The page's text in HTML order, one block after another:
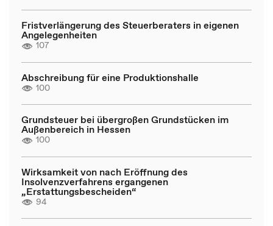
Fristverlängerung des Steuerberaters in eigenen
Angelegenheiten
107
Abschreibung für eine Produktionshalle
100
Grundsteuer bei übergroßen Grundstücken im
Außenbereich in Hessen
100
Wirksamkeit von nach Eröffnung des
Insolvenzverfahrens ergangenen
„Erstattungsbescheiden“
94